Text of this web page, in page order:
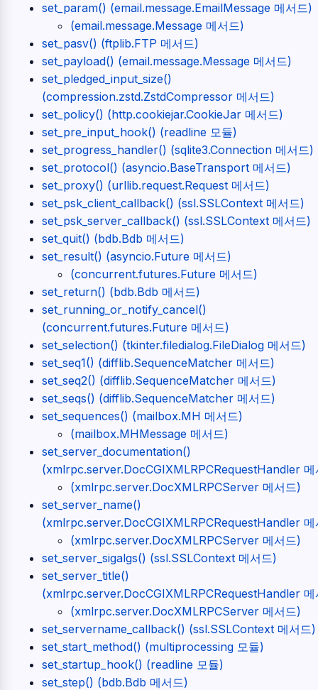
set_param() (email.message.EmailMessage 메서드)
(email.message.Message 메서드)
set_pasv() (ftplib.FTP 메서드)
set_payload() (email.message.Message 메서드)
set_pledged_input_size()
(compression.zstd.ZstdCompressor 메서드)
set_policy() (http.cookiejar.CookieJar 메서드)
set_pre_input_hook() (readline 모듈)
set_progress_handler() (sqlite3.Connection 메서드)
set_protocol() (asyncio.BaseTransport 메서드)
set_proxy() (urllib.request.Request 메서드)
set_psk_client_callback() (ssl.SSLContext 메서드)
set_psk_server_callback() (ssl.SSLContext 메서드)
set_quit() (bdb.Bdb 메서드)
set_result() (asyncio.Future 메서드)
(concurrent.futures.Future 메서드)
set_return() (bdb.Bdb 메서드)
set_running_or_notify_cancel()
(concurrent.futures.Future 메서드)
set_selection() (tkinter.filedialog.FileDialog 메서드)
set_seq1() (difflib.SequenceMatcher 메서드)
set_seq2() (difflib.SequenceMatcher 메서드)
set_seqs() (difflib.SequenceMatcher 메서드)
set_sequences() (mailbox.MH 메서드)
(mailbox.MHMessage 메서드)
set_server_documentation()
(xmlrpc.server.DocCGIXMLRPCRequestHandler 메
(xmlrpc.server.DocXMLRPCServer 메서드)
set_server_name()
(xmlrpc.server.DocCGIXMLRPCRequestHandler 메
(xmlrpc.server.DocXMLRPCServer 메서드)
set_server_sigalgs() (ssl.SSLContext 메서드)
set_server_title()
(xmlrpc.server.DocCGIXMLRPCRequestHandler 메
(xmlrpc.server.DocXMLRPCServer 메서드)
set_servername_callback() (ssl.SSLContext 메서드)
set_start_method() (multiprocessing 모듈)
set_startup_hook() (readline 모듈)
set_step() (bdb.Bdb 메서드)